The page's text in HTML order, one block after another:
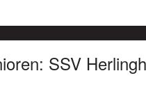
Wrexen
SSV